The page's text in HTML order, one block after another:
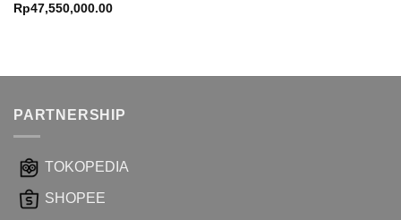
Rp47,550,000.00
PARTNERSHIP
TOKOPEDIA
SHOPEE